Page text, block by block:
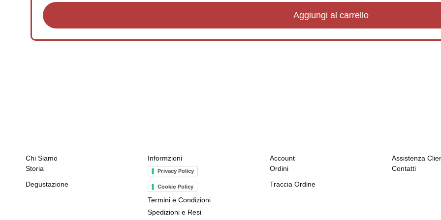
Aggiungi al carrello
Chi Siamo
Storia
Degustazione
Informzioni
Privacy Policy
Cookie Policy
Termini e Condizioni
Spedizioni e Resi
Account
Ordini
Traccia Ordine
Assistenza
Contatti